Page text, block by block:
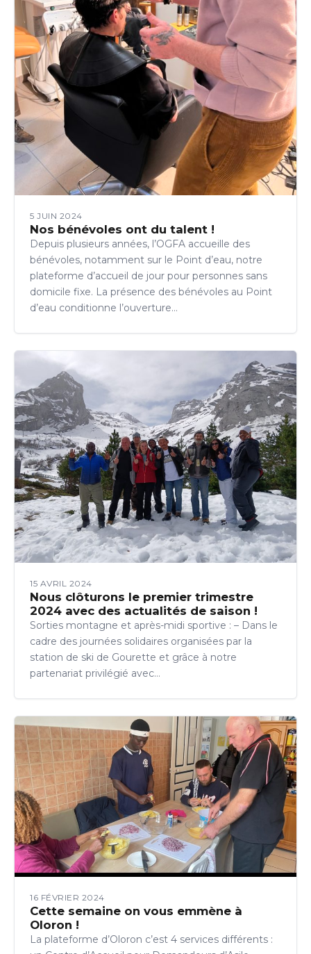
5 JUIN 2024
Nos bénévoles ont du talent !
Depuis plusieurs années, l’OGFA accueille des
bénévoles, notamment sur le Point d’eau, notre
plateforme d’accueil de jour pour personnes sans
domicile fixe. La présence des bénévoles au Point
d’eau conditionne l’ouverture…
15 AVRIL 2024
Nous clôturons le premier trimestre
2024 avec des actualités de saison !
Sorties montagne et après-midi sportive : – Dans le
cadre des journées solidaires organisées par la
station de ski de Gourette et grâce à notre
partenariat privilégié avec…
16 FÉVRIER 2024
Cette semaine on vous emmène à
Oloron !
La plateforme d’Oloron c’est 4 services différents :